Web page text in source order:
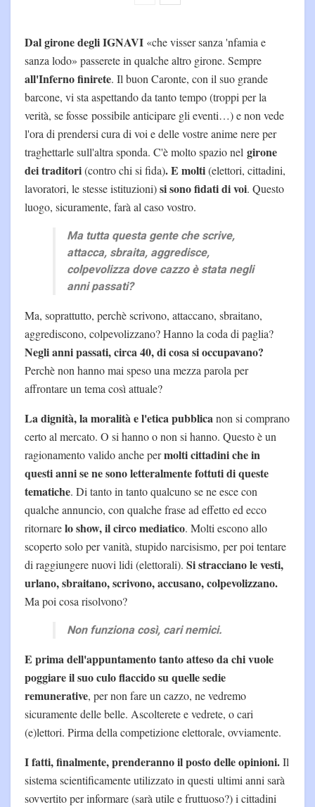
Dal girone degli IGNAVI «che visser sanza 'nfamia e
sanza lodo» passerete in qualche altro girone. Sempre
all'Inferno finirete. Il buon Caronte, con il suo grande
barcone, vi sta aspettando da tanto tempo (troppi per la
verità, se fosse possibile anticipare gli eventi…) e non vede
l'ora di prendersi cura di voi e delle vostre anime nere per
traghettarle sull'altra sponda. C'è molto spazio nel girone
dei traditori(contro chi si fida). E molti(elettori, cittadini,
lavoratori, le stesse istituzioni)si sono fidati di voi. Questo
luogo, sicuramente, farà al caso vostro.
Ma tutta questa gente che scrive,
attacca, sbraita, aggredisce,
colpevolizza dove cazzo è stata negli
anni passati?
Ma, soprattutto, perchè scrivono, attaccano, sbraitano,
aggrediscono, colpevolizzano? Hanno la coda di paglia?
Negli anni passati, circa 40, di cosa si occupavano?
Perchè non hanno mai speso una mezza parola per
affrontare un tema così attuale?
La dignità, la moralità e l'etica pubblicanon si comprano
certo al mercato. O si hanno o non si hanno. Questo è un
ragionamento valido anche permolti cittadini che in
questi anni se ne sono letteralmente fottuti di queste
tematiche. Di tanto in tanto qualcuno se ne esce con
qualche annuncio, con qualche frase ad effetto ed ecco
ritornarelo show, il circo mediatico. Molti escono allo
scoperto solo per vanità, stupido narcisismo, per poi tentare
di raggiungere nuovi lidi (elettorali). Si stracciano le vesti,
urlano, sbraitano, scrivono, accusano, colpevolizzano.
Ma poi cosa risolvono?
Non funziona così, cari nemici.
E prima dell'appuntamento tanto atteso da chi vuole
poggiare il suo culo flaccido su quelle sedie
remunerative, per non fare un cazzo, ne vedremo
sicuramente delle belle. Ascolterete e vedrete, o cari
(e)lettori. Pirma della competizione elettorale, ovviamente.
I fatti, finalmente, prenderanno il posto delle opinioni.Il
sistema scientificamente utilizzato in questi ultimi anni sarà
sovvertito per informare (sarà utile e fruttuoso?) i cittadini